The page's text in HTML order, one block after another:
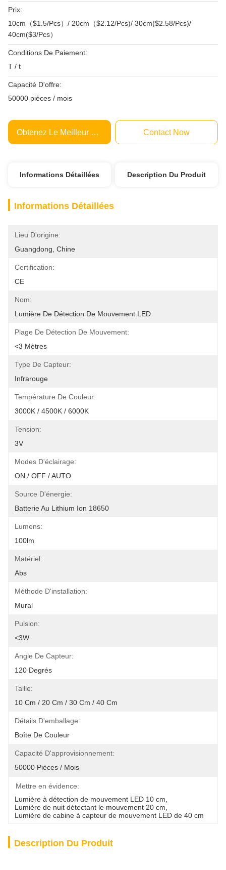
Prix:
10cm（$1.5/Pcs）/ 20cm（$2.12/Pcs)/ 30cm($2.58/Pcs)/
40cm($3/Pcs）
Conditions De Paiement:
T / t
Capacité D'offre:
50000 pièces / mois
Obtenez Le Meilleur Prix Contact Now
Informations Détaillées Description Du Produit
Informations Détaillées
Lieu D'origine:
Guangdong, Chine
Certification:
CE
Nom:
Lumière De Détection De Mouvement LED
Plage De Détection De Mouvement:
<3 Mètres
Type De Capteur:
Infrarouge
Température De Couleur:
3000K / 4500K / 6000K
Tension:
3V
Modes D'éclairage:
ON / OFF / AUTO
Source D'énergie:
Batterie Au Lithium Ion 18650
Lumens:
100lm
Matériel:
Abs
Méthode D'installation:
Mural
Pulsion:
<3W
Angle De Capteur:
120 Degrés
Taille:
10 Cm / 20 Cm / 30 Cm / 40 Cm
Détails D'emballage:
Boîte De Couleur
Capacité D'approvisionnement:
50000 Pièces / Mois
Mettre en évidence:
Lumière à détection de mouvement LED 10 cm
Lumière de nuit détectant le mouvement 20 cm
Lumière de cabine à capteur de mouvement LED de 40 cm
Description Du Produit